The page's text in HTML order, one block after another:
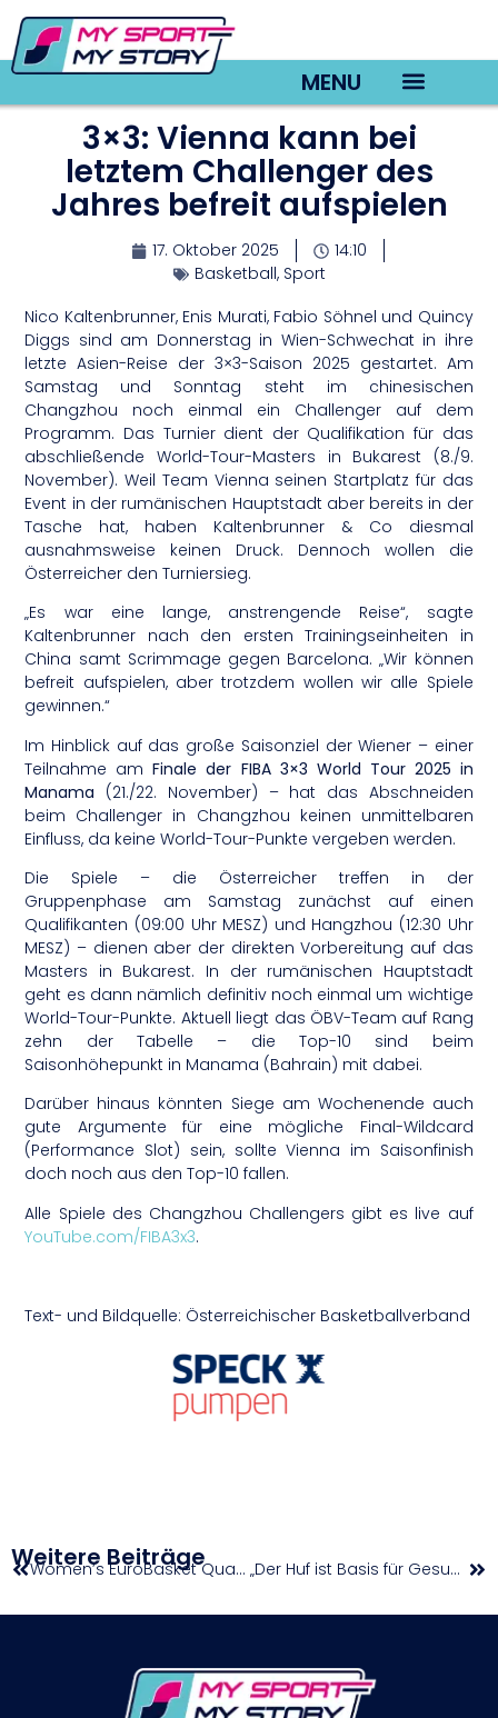
MENU
3×3: Vienna kann bei
letztem Challenger des
Jahres befreit aufspielen
17. Oktober 2025
14:10
Basketball, Sport
Nico Kaltenbrunner, Enis Murati, Fabio Söhnel und Quincy
Diggs sind am Donnerstag in Wien-Schwechat in ihre
letzte Asien-Reise der 3×3-Saison 2025 gestartet. Am
Samstag und Sonntag steht im chinesischen
Changzhou noch einmal ein Challenger auf dem
Programm. Das Turnier dient der Qualifikation für das
abschließende World-Tour-Masters in Bukarest (8./9.
November). Weil Team Vienna seinen Startplatz für das
Event in der rumänischen Hauptstadt aber bereits in der
Tasche hat, haben Kaltenbrunner & Co diesmal
ausnahmsweise keinen Druck. Dennoch wollen die
Österreicher den Turniersieg.
„Es war eine lange, anstrengende Reise“, sagte
Kaltenbrunner nach den ersten Trainingseinheiten in
China samt Scrimmage gegen Barcelona. „Wir können
befreit aufspielen, aber trotzdem wollen wir alle Spiele
gewinnen.“
Im Hinblick auf das große Saisonziel der Wiener – einer
Teilnahme amFinale der FIBA 3×3 World Tour 2025 in
Manama (21./22. November) – hat das Abschneiden
beim Challenger in Changzhou keinen unmittelbaren
Einfluss, da keine World-Tour-Punkte vergeben werden.
Die Spiele – die Österreicher treffen in der
Gruppenphase am Samstag zunächst auf einen
Qualifikanten (09:00 Uhr MESZ) und Hangzhou (12:30 Uhr
MESZ) – dienen aber der direkten Vorbereitung auf das
Masters in Bukarest. In der rumänischen Hauptstadt
geht es dann nämlich definitiv noch einmal um wichtige
World-Tour-Punkte. Aktuell liegt das ÖBV-Team auf Rang
zehn der Tabelle – die Top-10 sind beim
Saisonhöhepunkt in Manama (Bahrain) mit dabei.
Darüber hinaus könnten Siege am Wochenende auch
gute Argumente für eine mögliche Final-Wildcard
(Performance Slot) sein, sollte Vienna im Saisonfinish
doch noch aus den Top-10 fallen.
Alle Spiele des Changzhou Challengers gibt es live auf
YouTube.com/FIBA3x3.
Text- und Bildquelle: Österreichischer Basketballverband
Weitere Beiträge Women’s EuroBasket Qualifiers: ÖBV-Damen visieren Rekordkulisse beim Heimauftakt an „Der Huf ist Basis für Gesundheit und Erfolg“